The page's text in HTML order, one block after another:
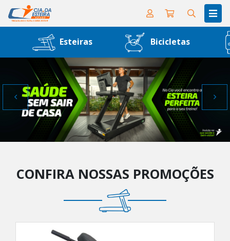
Esteiras Bicicletas
CONFIRA NOSSAS PROMOÇÕES